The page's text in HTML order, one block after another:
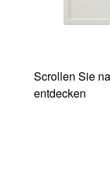
Scrollen Sie
entdecken